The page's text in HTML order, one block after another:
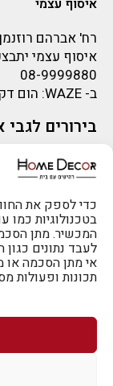
כדי לספק את
המכשיר. מתן
לעבד נתונים כגון
אי מתן הסכמה
תכונות ופעולות
רח' אברהם
איסוף עצמי
08-9999880
ב- WAZE: הום
בירורים
בירור לגבי אספקה
decor.co.il
לרכישה טלפונית: 073-2002666